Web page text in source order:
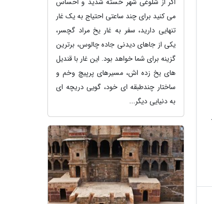
می کنید برای چند ساعتی احتیاج به یک غار
تنهایی دارید، سفر به غار یخ مراد گچسر،
یکی از جاهای دیدنی جاده چالوس، برترین
گزینه برای شما خواهد بود. این غار با قندیل
های یخ زده اش، مسیرهای پرپیچ وخم و
ساختار چندطبقه ای خود، گویی دریچه ای
به دنیایی دیگر...